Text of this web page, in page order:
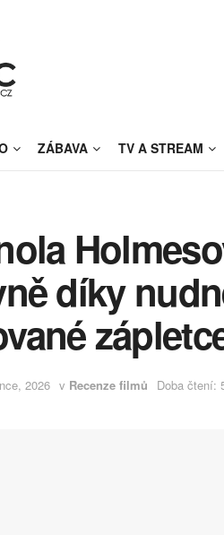
ZÁBAVA TV A STREAM
díky
2026 v Recenze filmů Doba čtení: